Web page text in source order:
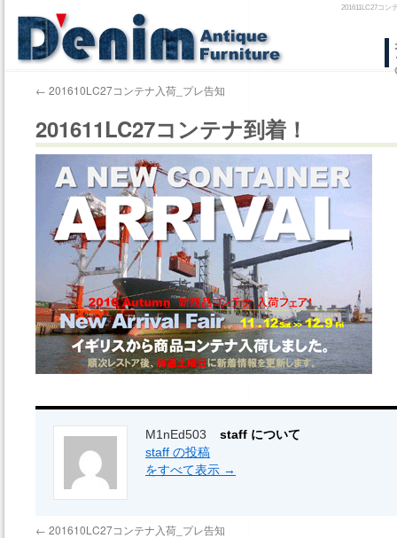
201611LC27コ
ツ
ス
プ
← 201610LC27コンテナ入荷_プレ告知
201611LC27コンテナ到着！
staff について
M1nEd503
staff の投稿
をすべて表示 →
← 201610LC27コンテナ入荷_プレ告知